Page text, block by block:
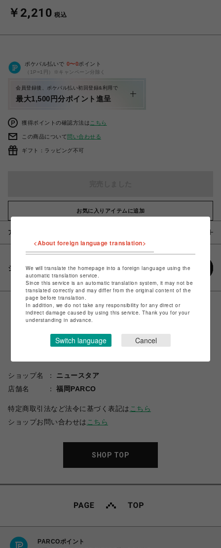
￥2,210 税込
ポケパル払いで 0〜0ポイント
（1P=1円）※キャンペーン分除く
会員登録後、ポケパル払い初回登録&利用で
最大1,500円分ポイント進呈
獲得ポイントの確認方法は こちら
この商品について問い合わせる
ギフト：ラッピング不可
お気に入りアイテムに追加
アイテム説明 / 素材
シェアする
ショップ名
ニュースタア
店舗名
福岡PARCO
特定商取引法など法令に基づく表記は こちら
ショップお問い合わせは こちら
SHOP TOP
PARCOポイント
<About foreign language translation>
We will translate the homepage into a foreign language using the
automatic translation service.
Since this service is an automatic translation system, it may not be
translated correctly and may differ from the original content of the
page before translation.
In addition, we do not take any responsibility for any direct or
indirect damage caused by using this service. Thank you for your
understanding in advance.
Switch language Cancel